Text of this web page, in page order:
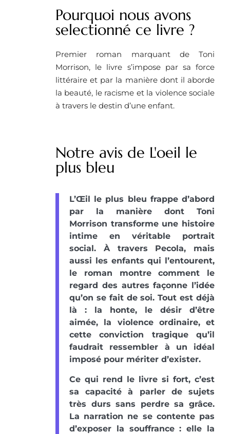
Pourquoi nous avons
selectionné ce livre ? ​
Premier roman marquant de Toni
Morrison, le livre s’impose par sa force
littéraire et par la manière dont il aborde
la beauté, le racisme et la violence sociale
à travers le destin d’une enfant.
Notre avis de L'oeil le
plus bleu
L’Œil le plus bleu frappe d’abord
par la manière dont Toni
Morrison transforme une histoire
intime en véritable portrait
social. À travers Pecola, mais
aussi les enfants qui l’entourent,
le roman montre comment le
regard des autres façonne l’idée
qu’on se fait de soi. Tout est déjà
là : la honte, le désir d’être
aimée, la violence ordinaire, et
cette conviction tragique qu’il
faudrait ressembler à un idéal
imposé pour mériter d’exister.
Ce qui rend le livre si fort, c’est
sa capacité à parler de sujets
très durs sans perdre sa grâce.
La narration ne se contente pas
d’exposer la souffrance : elle la